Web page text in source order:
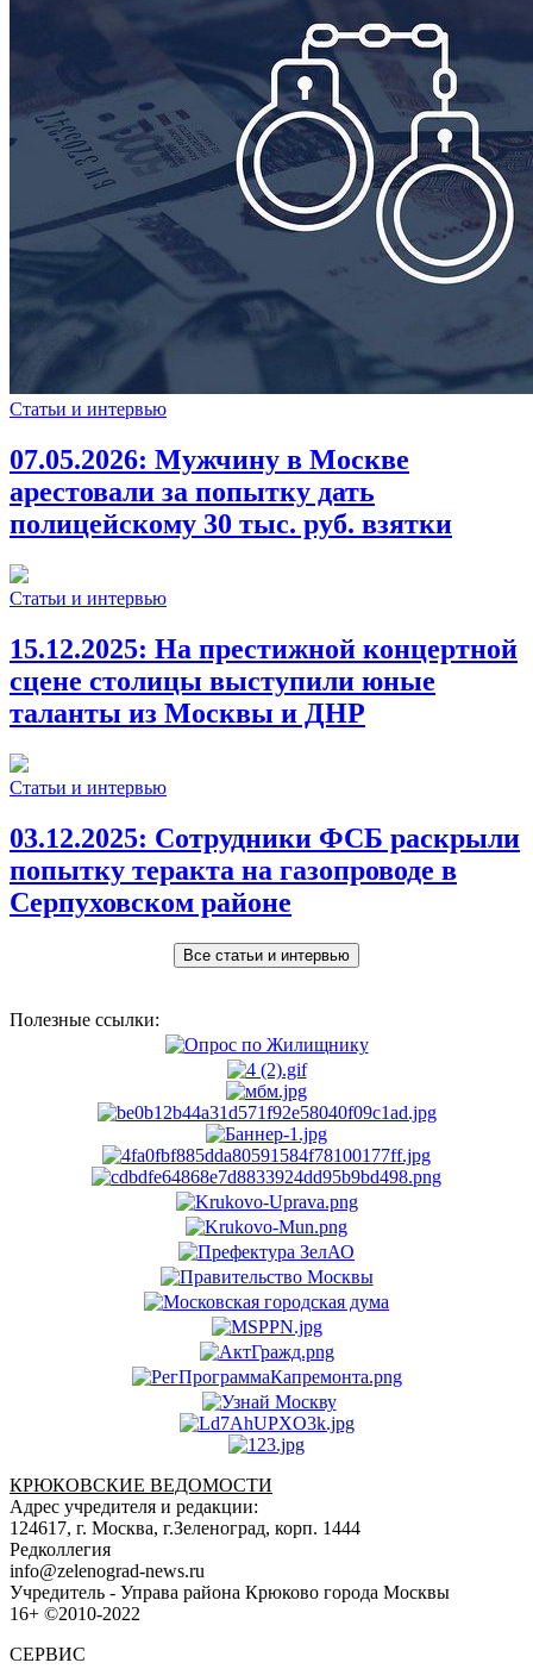
Статьи и интервью
07.05.2026: Мужчину в Москве
арестовали за попытку дать
полицейскому 30 тыс. руб. взятки
Статьи и интервью
15.12.2025: На престижной концертной
сцене столицы выступили юные
таланты из Москвы и ДНР
Статьи и интервью
03.12.2025: Сотрудники ФСБ раскрыли
попытку теракта на газопроводе в
Серпуховском районе
Все статьи и интервью
Полезные ссылки:
КРЮКОВСКИЕ ВЕДОМОСТИ
Адрес учредителя и редакции:
124617, г. Москва, г.Зеленоград, корп. 1444
Редколлегия
info@zelenograd-news.ru
Учредитель - Управа района Крюково города Москвы
16+ ©2010-2022
СЕРВИС